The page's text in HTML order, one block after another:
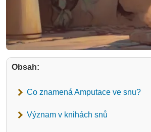
Obsah:
Co znamená Amputace ve snu?
Význam v knihách snů